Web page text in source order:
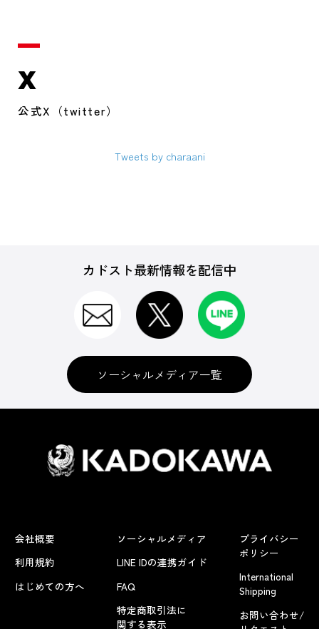
X
公式X（twitter）
Tweets by charaani
カドスト最新情報を配信中
ソーシャルメディア一覧
会社概要
利用規約
はじめての方へ
ソーシャルメディア
LINE IDの連携ガイド
FAQ
特定商取引法に
関する表示
プライバシー
ポリシー
International
Shipping
お問い合わせ/